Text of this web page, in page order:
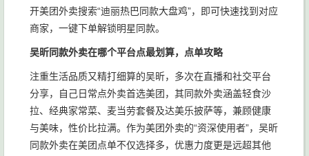
开美团外卖搜索“迪丽热巴同款大盘鸡”，即可快速找到对应
商家，一键下单解锁明星同款。
吴昕同款外卖在哪个平台点最划算，点单攻略
注重生活品质又精打细算的吴昕，多次在直播和社交平台
分享，自己日常点外卖首选美团，其同款外卖涵盖轻食沙
拉、经典家常菜、麦当劳套餐及达美乐披萨等，兼顾健康
与美味，性价比拉满。作为美团外卖的“资深使用者”，吴昕
同款外卖在美团点单不仅选择多，优惠力度更是远超其他